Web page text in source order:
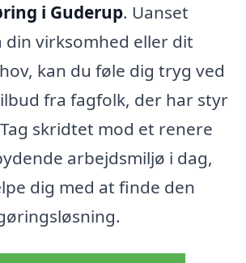
i Guderup. Uanset
din virksomhed eller dit
kan du føle dig tryg ved
fra fagfolk, der har styr
skridtet mod et renere
arbejdsmiljø i dag,
dig med at finde den